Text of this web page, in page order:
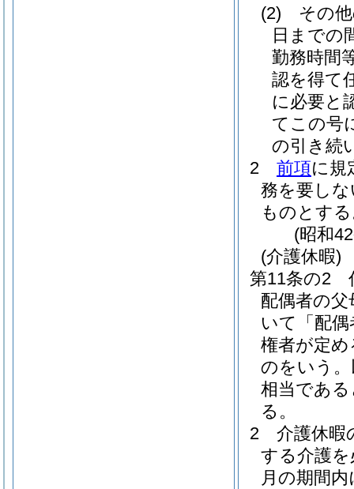
(2)
その
日までの
勤務時間
認を得て
に必要と
てこの号
の引き続
2
前項に規
務を要し
ものとす
(昭和
(介護休暇)
第11条の2
配偶者の
いて「配
権者が定
のをいう
相当であ
る。
2
介護休暇
する介護
月の期間